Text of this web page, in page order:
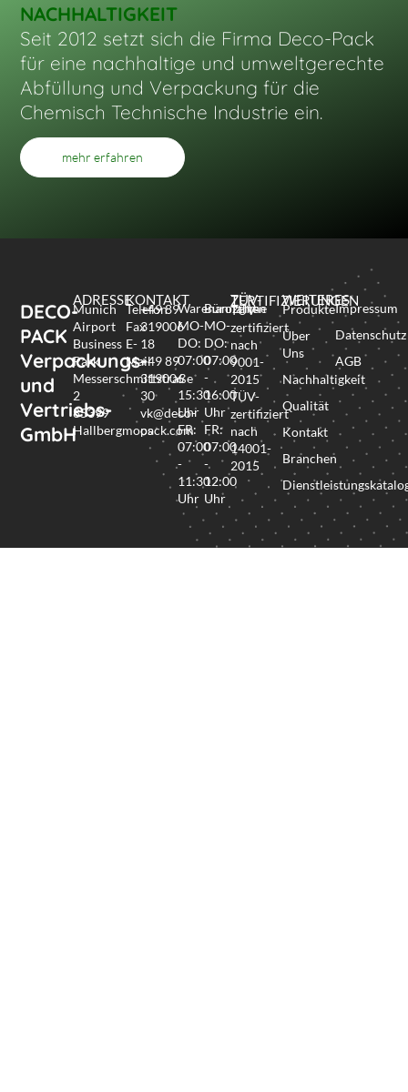
NACHHALTIGKEIT
Seit 2012 setzt sich die Firma Deco-Pack
für eine nachhaltige und umweltgerechte
Abfüllung und Verpackung für die
Chemisch Technische Industrie ein.
mehr erfahren
DECO-
PACK
Verpackungs-
und
Vertriebs-
GmbH
ADRESSE
Munich
Airport
Business
Park
Messerschmittstraße
2
85399
Hallbergmoos
KONTAKT
Telefon
Fax
E-
Mail
+49 89
319006
18
+49 89
319006
30
vk@deco-
pack.com
Bürozeiten
MO-
DO:
07:00
-
16:00
Uhr
FR:
07:00
-
12:00
Uhr
Warenannahme
MO-
DO:
07:00
-
15:30
Uhr
FR:
07:00
-
11:30
Uhr
TÜV-ZERTIFIZIERUNGEN
TÜV-
zertifiziert
nach
9001-
2015
TÜV-
zertifiziert
nach
14001-
2015
WEITERES
Produkte
Über
Uns
Nachhaltigkeit
Qualität
Kontakt
Branchen
Impressum
Datenschutz
AGB